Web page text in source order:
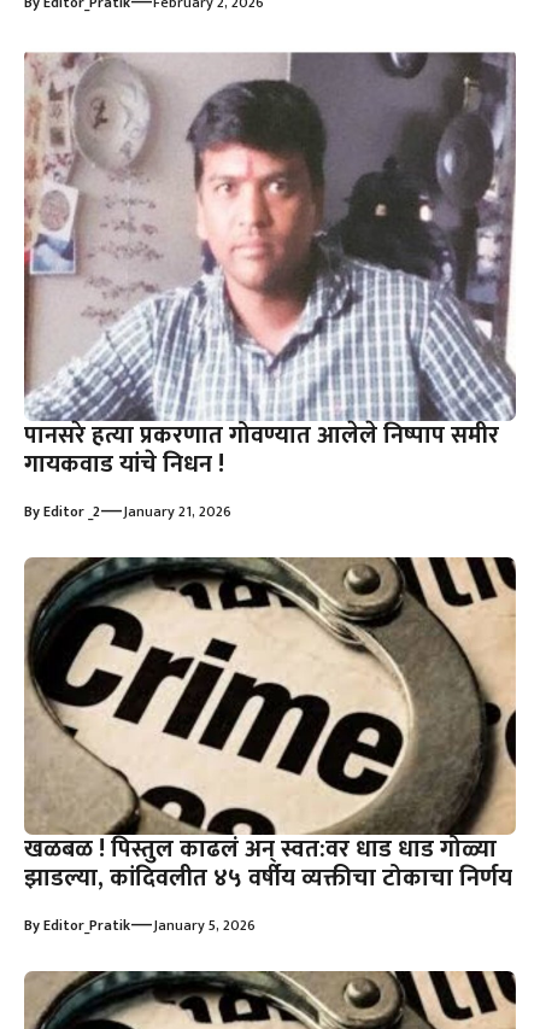
पानसरे हत्या प्रकरणात गोवण्यात आलेले निष्पाप समीर
गायकवाड यांचे निधन !
ByEditor _2—January 21, 2026
खळबळ ! पिस्तुल काढलं अन् स्वत:वर धाड धाड गोळ्या
झाडल्या, कांदिवलीत ४५ वर्षीय व्यक्तीचा टोकाचा निर्णय
ByEditor_Pratik—January 5, 2026